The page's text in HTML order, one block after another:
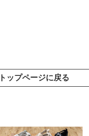
ップページに戻る